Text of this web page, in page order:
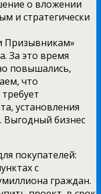
о вложении
и стратегически
Призывникам»
За это время
повышались,
что
установления
Выгодный бизнес
покупателей:
с
граждан.